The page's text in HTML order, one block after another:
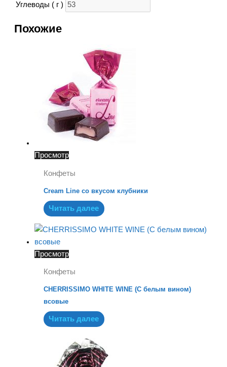
Углеводы ( г )
Похожие
Просмотр
Конфеты
Cream Line со вкусом клубники
Читать далее
Просмотр
Конфеты
CHERRISSIMO WHITE WINE (С белым вином)
всовые
Читать далее